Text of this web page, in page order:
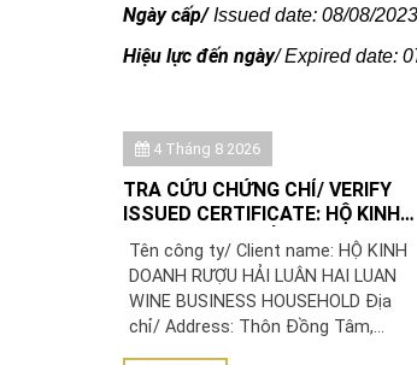
Ngày cấp/Issued date: 08/08/2023
Hiệu lực đến ngày/ Expired date:
4 Tháng 8 2026
TRA CỨU CHỨNG CHỈ/ VERIFY
ISSUED CERTIFICATE: HỘ KINH
Tên công ty/ Client name: HỘ KINH
DOANH RƯỢU HẢI LUÂN HAI LUAN
WINE BUSINESS HOUSEHOLD Địa
chỉ/ Address: Thôn Đồng Tâm,...